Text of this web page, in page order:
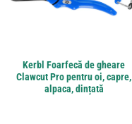
Kerbl Foarfecă de gheare
Clawcut Pro pentru oi, capre,
alpaca, dințată